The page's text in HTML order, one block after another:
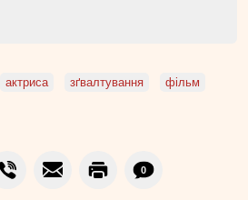
актриса зґвалтування
фільм
0